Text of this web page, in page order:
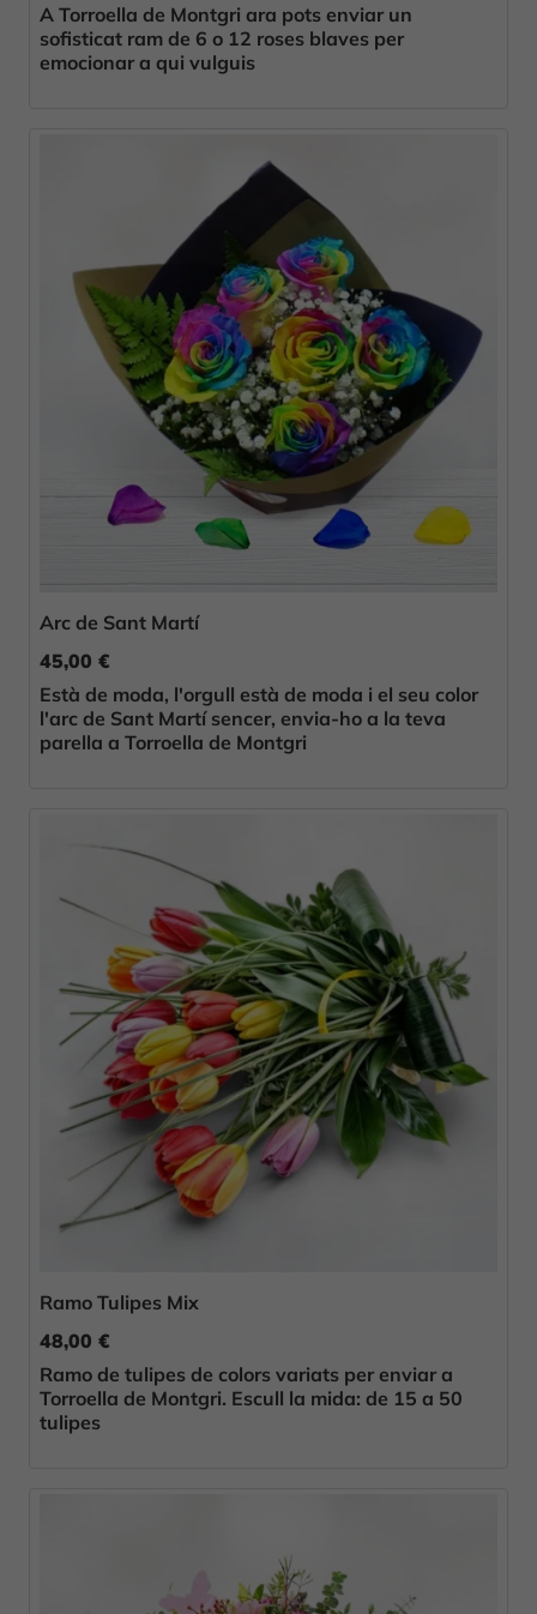
A Torroella de Montgri ara pots enviar un
sofisticat ram de 6 o 12 roses blaves per
emocionar a qui vulguis
Arc de Sant Martí
45,00 €
Està de moda, l'orgull està de moda i el seu color
l'arc de Sant Martí sencer, envia-ho a la teva
parella a Torroella de Montgri
Ramo Tulipes Mix
48,00 €
Ramo de tulipes de colors variats per enviar a
Torroella de Montgri. Escull la mida: de 15 a 50
tulipes